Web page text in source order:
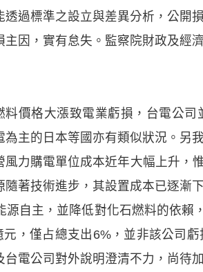
過標準之設立與差異分析，公開
因，實有怠失。監察院財政及經
價格大漲致電業虧損，台電公
為主的日本等國亦有類似狀況。另
力購電單位成本近年大幅上升，
著技術進步，其設置成本已逐漸
源自主，並降低對化石燃料的依
，僅占總支出6%，並非該公司
電公司對外說明澄清不力，尚待